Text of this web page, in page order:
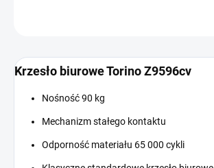
Krzesło biurowe Torino Z9596cv
Nośność 90 kg
Mechanizm stałego kontaktu
Odporność materiału 65 000 cykli